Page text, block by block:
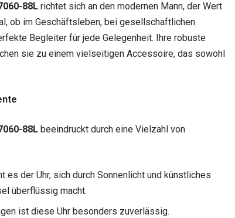
88L richtet sich an den modernen Mann, der Wert
ob im Geschäftsleben, bei gesellschaftlichen
Begleiter für jede Gelegenheit. Ihre robuste
sie zu einem vielseitigen Accessoire, das sowohl
88L beeindruckt durch eine Vielzahl von
es der Uhr, sich durch Sonnenlicht und künstliches
überflüssig macht.
ist diese Uhr besonders zuverlässig.